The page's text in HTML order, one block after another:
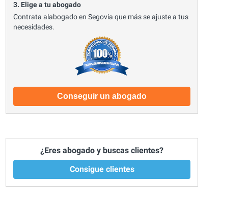
3. Elige a tu abogado
Contrata alabogado en Segovia que más se ajuste a tus
necesidades.
Conseguir un abogado
¿Eres abogado y buscas clientes?
Consigue clientes